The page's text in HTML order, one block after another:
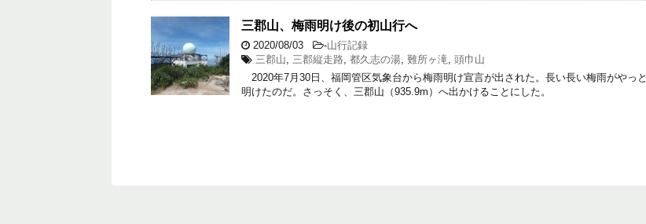
三郡山、梅雨明け後の初山行へ
2020/08/03 -山行記録
三郡山, 三郡縦走路, 都久志の湯, 難所ヶ滝, 頭巾山
2020年7月30日、福岡管区気象台から梅雨明け宣言が出された。長い長い梅雨がやっと
明けたのだ。さっそく、三郡山（935.9m）へ出かけることにした。